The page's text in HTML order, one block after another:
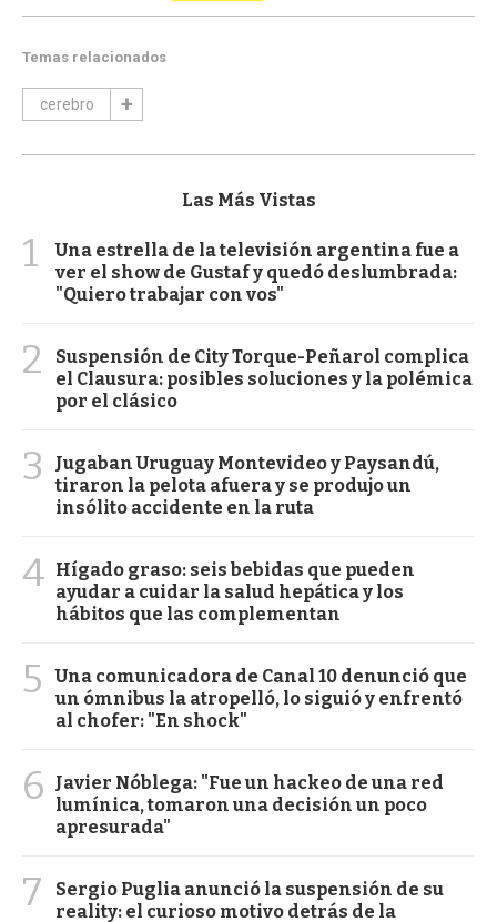
Temas relacionados
cerebro
Las Más Vistas
1
Una estrella de la televisión argentina fue a
ver el show de Gustaf y quedó deslumbrada:
"Quiero trabajar con vos"
2
Suspensión de City Torque-Peñarol complica
el Clausura: posibles soluciones y la polémica
por el clásico
3
Jugaban Uruguay Montevideo y Paysandú,
tiraron la pelota afuera y se produjo un
insólito accidente en la ruta
4 Hígado graso: seis bebidas que pueden
ayudar a cuidar la salud hepática y los
hábitos que las complementan
5
Una comunicadora de Canal 10 denunció que
un ómnibus la atropelló, lo siguió y enfrentó
al chofer: "En shock"
6
Javier Nóblega: "Fue un hackeo de una red
lumínica, tomaron una decisión un poco
apresurada"
7
Sergio Puglia anunció la suspensión de su
reality: el curioso motivo detrás de la